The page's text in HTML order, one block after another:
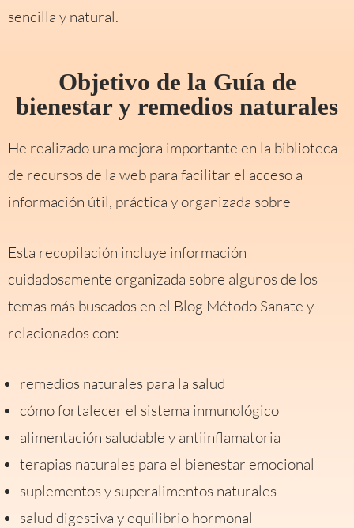
sencilla y natural.
Objetivo de la Guía de
bienestar y remedios naturales
He realizado una mejora importante en la biblioteca
de recursos de la web para facilitar el acceso a
información útil, práctica y organizada sobre
Esta recopilación incluye información
cuidadosamente organizada sobre algunos de los
temas más buscados en el Blog Método Sanate y
relacionados con:
remedios naturales para la salud
cómo fortalecer el sistema inmunológico
alimentación saludable y antiinflamatoria
terapias naturales para el bienestar emocional
suplementos y superalimentos naturales
salud digestiva y equilibrio hormonal